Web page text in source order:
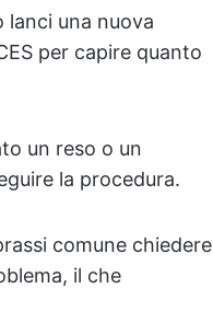
lanci una nuova
per capire quanto
un reso o un
la procedura.
comune chiedere
il che